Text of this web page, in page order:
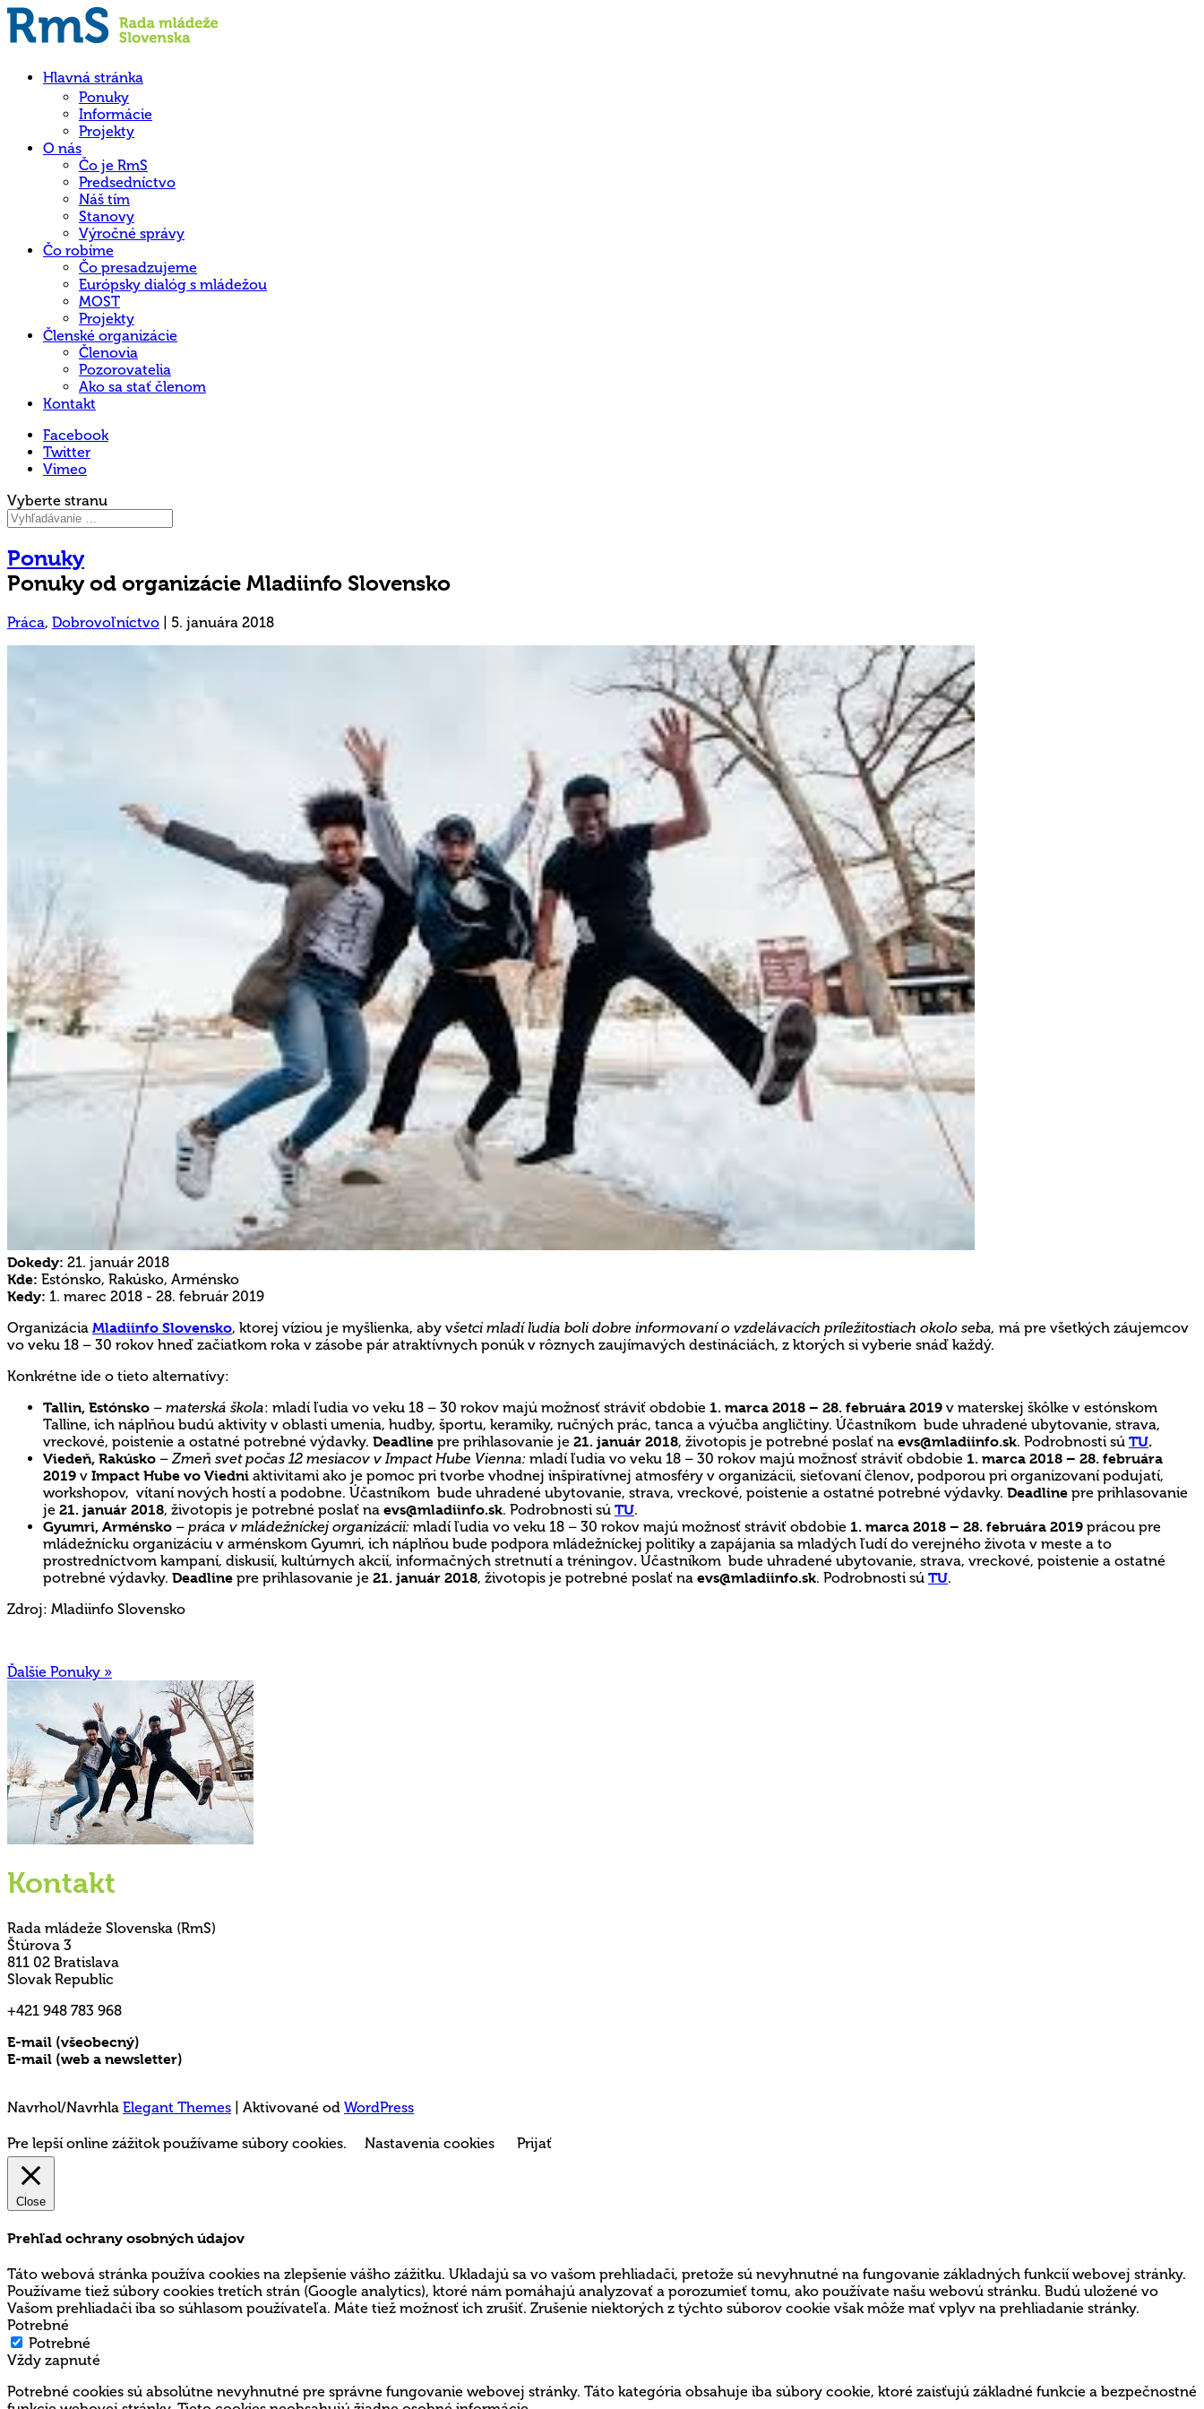
Hlavná stránka
Ponuky
Informácie
Projekty
O nás
Čo je RmS
Predsedníctvo
Náš tím
Stanovy
Výročné správy
Čo robíme
Čo presadzujeme
Európsky dialóg s mládežou
MOST
Projekty
Členské organizácie
Členovia
Pozorovatelia
Ako sa stať členom
Kontakt
Facebook
Twitter
Vimeo
Vyberte stranu
Ponuky
Ponuky od organizácie Mladiinfo Slovensko
Práca, Dobrovoľníctvo 5. januára 2018
Dokedy: 21. január 2018
Kde: Estónsko, Rakúsko, Arménsko
Kedy: 1. marec 2018 - 28. február 2019
Organizácia Mladiinfo Slovensko, ktorej víziou je myšlienka, aby všetci mladí ľudia boli dobre informovaní o vzdelávacích príležitostiach okolo seba, má pre všetkých záujemcov
vo veku 18 – 30 rokov hneď začiatkom roka v zásobe pár atraktívnych ponúk v rôznych zaujímavých destináciách, z ktorých si vyberie snáď každý.
Konkrétne ide o tieto alternatívy:
Tallin, Estónsko – materská škola: mladí ľudia vo veku 18 – 30 rokov majú možnosť stráviť obdobie 1. marca 2018 – 28. februára 2019 v materskej škôlke v estónskom
Talline, ich náplňou budú aktivity v oblasti umenia, hudby, športu, keramiky, ručných prác, tanca a výučba angličtiny. Účastníkom bude uhradené ubytovanie, strava,
vreckové, poistenie a ostatné potrebné výdavky. Deadline pre prihlasovanie je 21. január 2018, životopis je potrebné poslať na evs@mladiinfo.sk. Podrobnosti sú TU.
Viedeň, Rakúsko –Zmeň svet počas 12 mesiacov v Impact Hube Vienna: mladí ľudia vo veku 18 – 30 rokov majú možnosť stráviť obdobie 1. marca 2018 – 28. februára
2019 v Impact Hube vo Viedni aktivitami ako je pomoc pri tvorbe vhodnej inšpiratívnej atmosféry v organizácii, sieťovaní členov, podporou pri organizovaní podujatí,
workshopov, vítaní nových hostí a podobne. Účastníkom bude uhradené ubytovanie, strava, vreckové, poistenie a ostatné potrebné výdavky. Deadline pre prihlasovanie
je 21. január 2018, životopis je potrebné poslať na evs@mladiinfo.sk. Podrobnosti sú TU.
Gyumri, Arménsko – práca v mládežníckej organizácii: mladí ľudia vo veku 18 – 30 rokov majú možnosť stráviť obdobie 1. marca 2018 – 28. februára 2019 prácou pre
mládežnícku organizáciu v arménskom Gyumri, ich náplňou bude podpora mládežníckej politiky a zapájania sa mladých ľudí do verejného života v meste a to
prostredníctvom kampaní, diskusií, kultúrnych akcií, informačných stretnutí a tréningov. Účastníkom bude uhradené ubytovanie, strava, vreckové, poistenie a ostatné
potrebné výdavky. Deadline pre prihlasovanie je 21. január 2018, životopis je potrebné poslať na evs@mladiinfo.sk. Podrobnosti sú TU.
Zdroj: Mladiinfo Slovensko
Ďalšie Ponuky »
Kontakt
Rada mládeže Slovenska (RmS)
Štúrova 3
811 02 Bratislava
Slovak Republic
+421 948 783 968
E-mail (všeobecný)
E-mail (web a newsletter)
Navrhol/Navrhla Elegant Themes | Aktivované od WordPress
Pre lepší online zážitok používame súbory cookies. Nastavenia cookies Prijať
Close
Prehľad ochrany osobných údajov
Táto webová stránka používa cookies na zlepšenie vášho zážitku. Ukladajú sa vo vašom prehliadači, pretože sú nevyhnutné na fungovanie základných funkcií webovej stránky.
Používame tiež súbory cookies tretích strán (Google analytics), ktoré nám pomáhajú analyzovať a porozumieť tomu, ako používate našu webovú stránku. Budú uložené vo
Vašom prehliadači iba so súhlasom používateľa. Máte tiež možnosť ich zrušiť. Zrušenie niektorých z týchto súborov cookie však môže mať vplyv na prehliadanie stránky.
Potrebné
Potrebné
Vždy zapnuté
Potrebné cookies sú absolútne nevyhnutné pre správne fungovanie webovej stránky. Táto kategória obsahuje iba súbory cookie, ktoré zaisťujú základné funkcie a bezpečnostné